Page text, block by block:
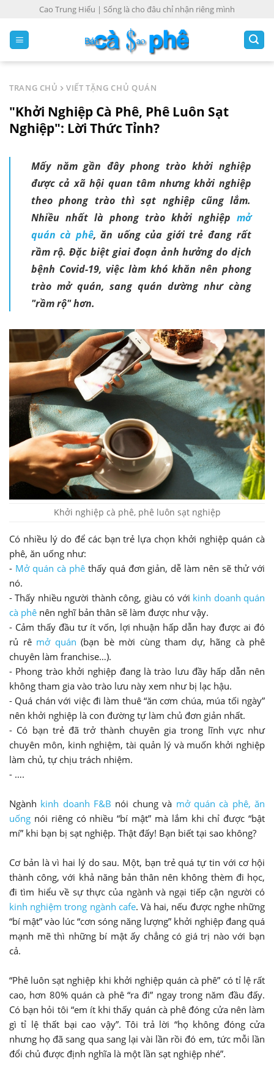
Cao Trung Hiếu | Sống là cho đâu chỉ nhận riêng mình
TRANG CHỦ VIẾT TẶNG CHỦ QUÁN
"Khởi Nghiệp Cà Phê, Phê Luôn Sạt
Nghiệp": Lời Thức Tỉnh?
Mấy năm gần đây phong trào khởi nghiệp
được cả xã hội quan tâm nhưng khởi nghiệp
theo phong trào thì sạt nghiệp cũng lắm.
Nhiều nhất là phong trào khởi nghiệp mở
quán cà phê, ăn uống của giới trẻ đang rất
rầm rộ. Đặc biệt giai đoạn ảnh hưởng do dịch
bệnh Covid-19, việc làm khó khăn nên phong
trào mở quán, sang quán dường như càng
"rầm rộ" hơn.
Khởi nghiệp cà phê, phê luôn sạt nghiệp
Có nhiều lý do để các bạn trẻ lựa chọn khởi nghiệp quán cà
phê, ăn uống như:
- Mở quán cà phêthấy quá đơn giản, dễ làm nên sẽ thử với
nó.
- Thấy nhiều người thành công, giàu có với kinh doanh quán
cà phê nên nghĩ bản thân sẽ làm được như vậy.
- Cảm thấy đầu tư ít vốn, lợi nhuận hấp dẫn hay được ai đó
rủ rê mở quán (bạn bè mời cùng tham dự, hãng cà phê
chuyên làm franchise…).
- Phong trào khởi nghiệp đang là trào lưu đầy hấp dẫn nên
không tham gia vào trào lưu này xem như bị lạc hậu.
- Quá chán với việc đi làm thuê “ăn cơm chúa, múa tối ngày”
nên khởi nghiệp là con đường tự làm chủ đơn giản nhất.
- Có bạn trẻ đã trở thành chuyên gia trong lĩnh vực như
chuyên môn, kinh nghiệm, tài quản lý và muốn khởi nghiệp
làm chủ, tự chịu trách nhiệm.
- ….
Ngành kinh doanh F&B nói chung và mở quán cà phê, ăn
uống nói riêng có nhiều “bí mật” mà lắm khi chỉ được “bật
mí” khi bạn bị sạt nghiệp. Thật đấy! Bạn biết tại sao không?
Cơ bản là vì hai lý do sau. Một, bạn trẻ quá tự tin với cơ hội
thành công, với khả năng bản thân nên không thèm đi học,
đi tìm hiểu về sự thực của ngành và ngại tiếp cận người có
kinh nghiệm trong ngành cafe. Và hai, nếu được nghe những
“bí mật” vào lúc “cơn sóng năng lượng” khởi nghiệp đang quá
mạnh mẽ thì những bí mật ấy chẳng có giá trị nào với bạn
cả.
“Phê luôn sạt nghiệp khi khởi nghiệp quán cà phê” có tỉ lệ rất
cao, hơn 80% quán cà phê “ra đi” ngay trong năm đầu đấy.
Có bạn hỏi tôi “em ít khi thấy quán cà phê đóng cửa nên làm
gì tỉ lệ thất bại cao vậy”. Tôi trả lời “họ không đóng cửa
nhưng họ đã sang qua sang lại vài lần rồi đó em, tức mỗi lần
đổi chủ được định nghĩa là một lần sạt nghiệp nhé”.